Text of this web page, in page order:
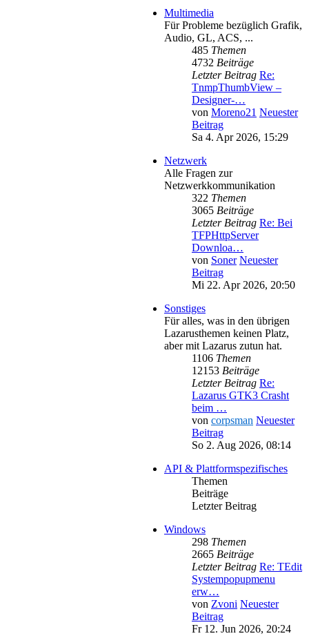
Multimedia
Für Probleme bezüglich Grafik,
Audio, GL, ACS, ...
485 Themen
4732 Beiträge
Letzter Beitrag Re:
TnmpThumbView –
Designer-…
von Moreno21 Neuester
Beitrag
Sa 4. Apr 2026, 15:29
Netzwerk
Alle Fragen zur
Netzwerkkommunikation
322 Themen
3065 Beiträge
Letzter Beitrag Re: Bei
TFPHttpServer
Downloa…
von Soner Neuester
Beitrag
Mi 22. Apr 2026, 20:50
Sonstiges
Für alles, was in den übrigen
Lazarusthemen keinen Platz,
aber mit Lazarus zutun hat.
1106 Themen
12153 Beiträge
Letzter Beitrag Re:
Lazarus GTK3 Crasht
beim …
von corpsman Neuester
Beitrag
So 2. Aug 2026, 08:14
API & Plattformspezifisches
Themen
Beiträge
Letzter Beitrag
Windows
298 Themen
2665 Beiträge
Letzter Beitrag Re: TEdit
Systempopupmenu
erw…
von Zvoni Neuester
Beitrag
Fr 12. Jun 2026, 20:24